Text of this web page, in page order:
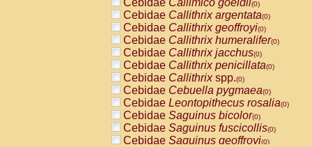
Cebidae Callimico goeldii(0)
Cebidae Callithrix argentata(0)
Cebidae Callithrix geoffroyi(0)
Cebidae Callithrix humeralifer(0)
Cebidae Callithrix jacchus(0)
Cebidae Callithrix penicillata(0)
Cebidae Callithrixspp.(0)
Cebidae Cebuella pygmaea(0)
Cebidae Leontopithecus rosalia(0)
Cebidae Saguinus bicolor(0)
Cebidae Saguinus fuscicollis(0)
Cebidae Saguinus geoffroyi(0)